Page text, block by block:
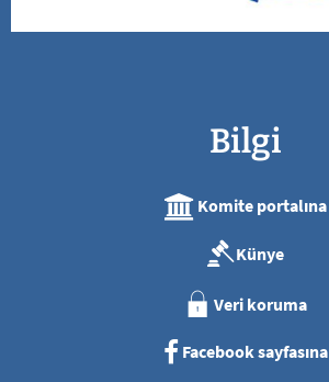
Bilgi
Komite portalına
Künye
Veri koruma
Facebook sayfasına